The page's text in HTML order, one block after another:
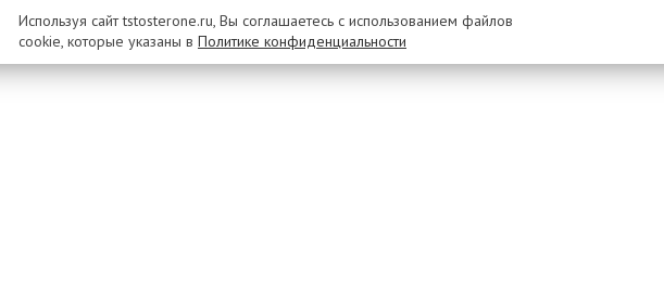
Используя сайт tstosterone.ru, Вы соглашаетесь с использованием файлов
cookie, которые указаны в Политике конфиденциальности